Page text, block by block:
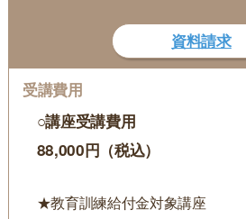
資料請求
○講座受講費用
88,000円（税込）
★教育訓練給付金対象講座